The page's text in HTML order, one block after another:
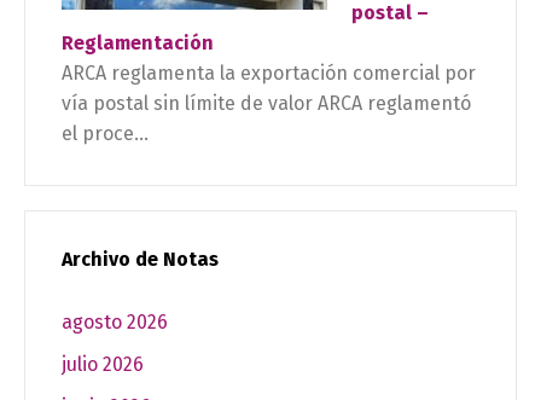
postal –
Reglamentación
ARCA reglamenta la exportación comercial por
vía postal sin límite de valor ARCA reglamentó
el proce...
Archivo de Notas
agosto 2026
julio 2026